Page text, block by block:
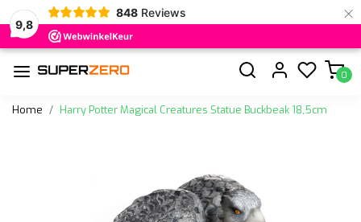
9,8
848 Reviews ×
0
Home Harry Potter Magical Creatures Statue Buckbeak 18,5cm